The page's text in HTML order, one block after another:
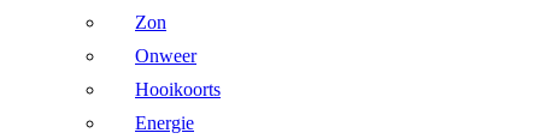
Zon
Onweer
Hooikoorts
Energie